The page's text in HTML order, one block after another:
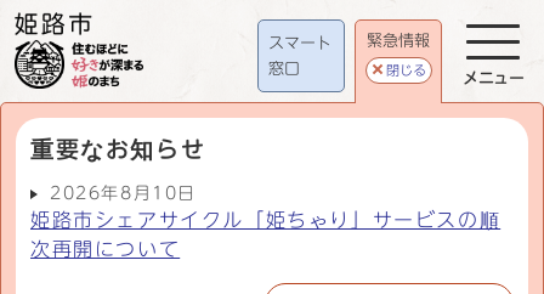
スマート
窓口
緊急情報
閉じる
重要なお知らせ
2026年8月10日
姫路市シェアサイクル「姫ちゃり」サービスの順
次再開について
メニュー